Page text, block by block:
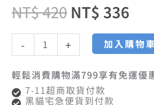
NT$420 NT$ 336
- + 加入購物車
輕鬆消費購物滿799享有免運優
7-11超商取貨付款
黑貓宅急便貨到付款